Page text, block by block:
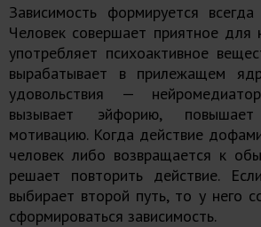
Зависимость формируется
Человек совершает приятное для
употребляет психоактивное
вырабатывает в прилежащем
удовольствия —
вызывает эйфорию,
мотивацию. Когда действие
человек либо возвращается к
решает повторить действие.
выбирает второй путь, то у него
сформироваться зависимость.